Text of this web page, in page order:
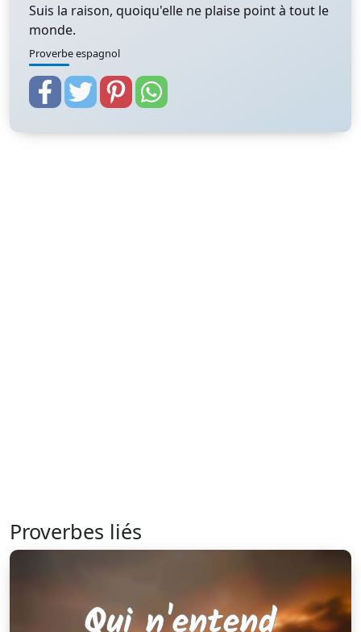
Suis la raison, quoiqu'elle ne plaise point à tout le
monde.
Proverbe espagnol
Proverbes liés